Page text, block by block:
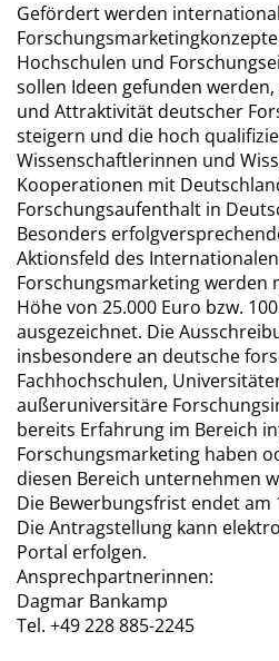
Gefördert werden
Hochschulen und
sollen Ideen gefunden
und Attraktivität deutscher
steigern und die hoch
Wissenschaftlerinnen und
Kooperationen mit
Forschungsaufenthalt in
Besonders
Aktionsfeld des Internationalen
Forschungsmarketing werden
Höhe von 25.000 Euro bzw.
ausgezeichnet. Die
insbesondere an deutsche
Fachhochschulen,
außeruniversitäre
bereits Erfahrung im Bereich
Forschungsmarketing haben
diesen Bereich unternehmen
Die Bewerbungsfrist endet am
Die Antragstellung kann
Portal erfolgen.
Ansprechpartnerinnen:
Dagmar Bankamp
Tel. +49 228 885-2245